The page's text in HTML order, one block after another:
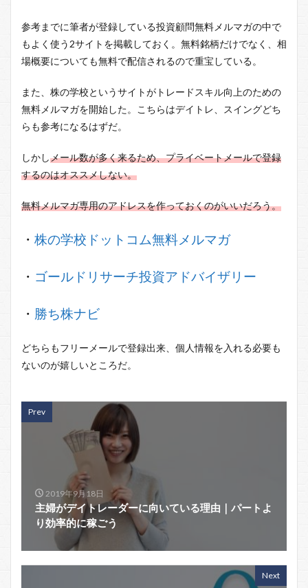
参考までに筆者が登録している投資顧問無料メルマガの中で
もよく使う2サイトを掲載しておく。無料銘柄だけでなく、相
場概要についても無料で配信されるので重宝している。
また、株の学校というサイトがトレードスキル向上のための
無料メルマガを開始した。こちらはデイトレ、スイングどち
らも参考になるはずだ。
しかしメール数が多く来るため、プライベートメールで登録
するのはオススメしない。
無料メルマガ専用のアドレスを作っておくのがいいだろう。
・ 株の学校ドットコム無料メルマガ
・ ゴールドリサーチ投資アドバイザリー
・ 勝ち株ナビ
どちらもフリーメールで登録出来、個人情報を入れる必要も
ないのが嬉しいところだ。
Prev
2019年9月18日
主婦がデイトレーダーに向いている理由｜パートよ
り効率的に稼ごう
Next